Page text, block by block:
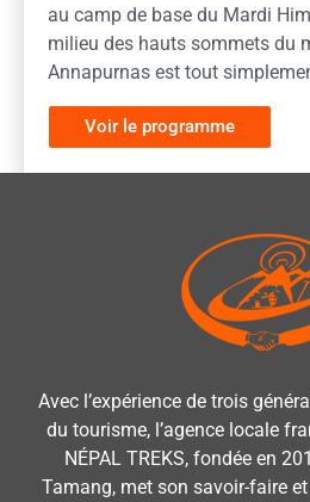
au camp de base du Mardi
milieu des hauts sommets du
Annapurnas est tout
Voir le programme
Avec l’expérience de trois
du tourisme, l’agence locale
NÉPAL TREKS, fondée en
Tamang, met son savoir-faire